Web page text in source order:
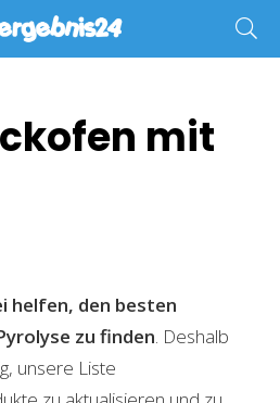
mit
helfen, den besten
zu finden. Deshalb
unsere Liste